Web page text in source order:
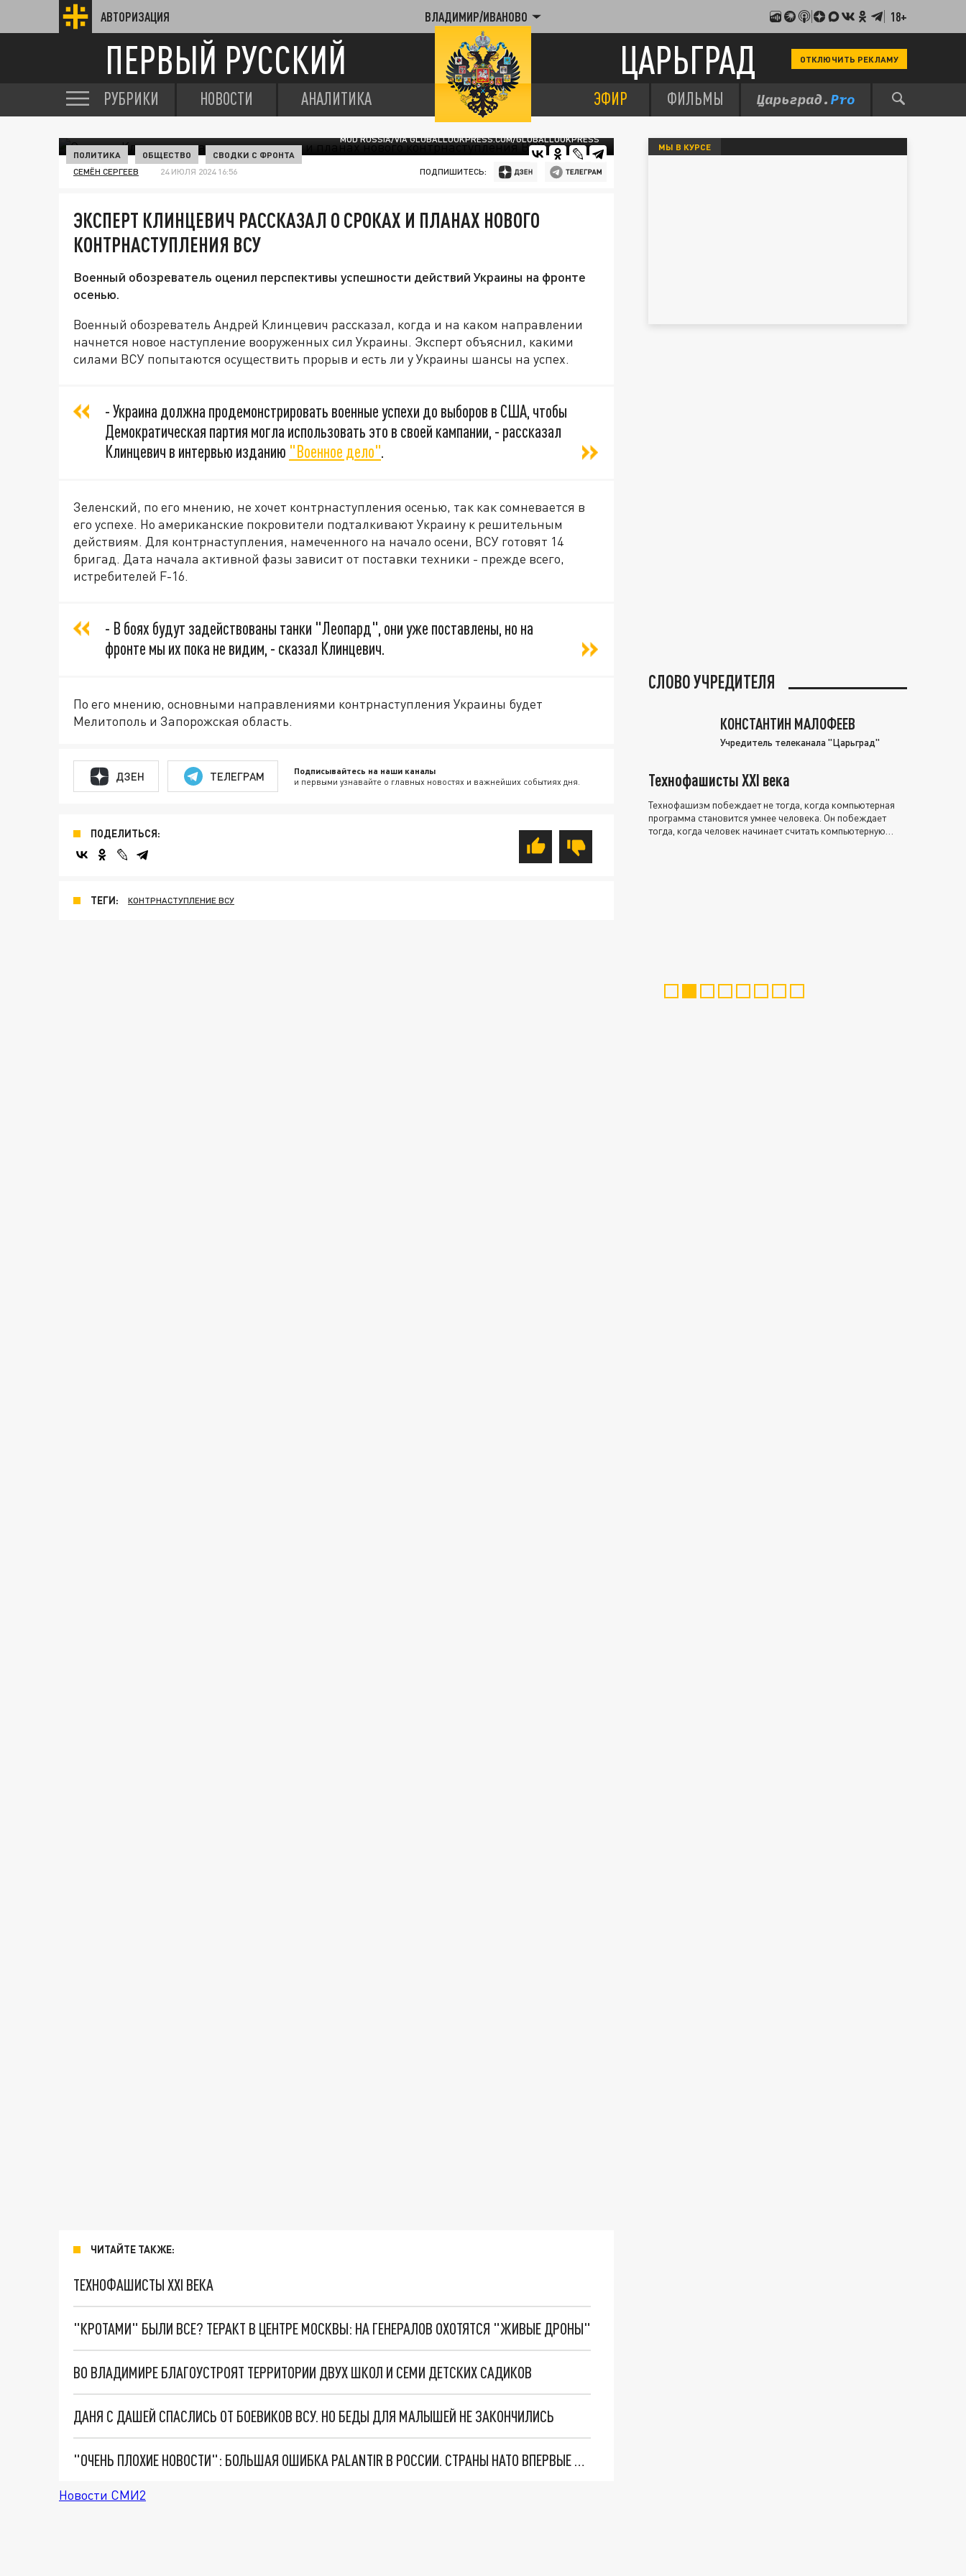
АВТОРИЗАЦИЯ ВЛАДИМИР/ИВАНОВО 18+
ПЕРВЫЙ РУССКИЙ ЦАРЬГРАД ОТКЛЮЧИТЬ РЕКЛАМУ
РУБРИКИ НОВОСТИ АНАЛИТИКА ЭФИР ФИЛЬМЫ
MOD RUSSIA/VIA GLOBALLOOKPRESS.COM/GLOBALLOOKPRESS
ПОЛИТИКА ОБЩЕСТВО СВОДКИ С ФРОНТА
СЕМЁН СЕРГЕЕВ 24 ИЮЛЯ 2024 16:56 ПОДПИШИТЕСЬ:
ЭКСПЕРТ КЛИНЦЕВИЧ РАССКАЗАЛ О СРОКАХ И ПЛАНАХ НОВОГО
КОНТРНАСТУПЛЕНИЯ ВСУ
Военный обозреватель оценил перспективы успешности действий Украины на фронте
осенью.
Военный обозреватель Андрей Клинцевич рассказал, когда и на каком направлении
начнется новое наступление вооруженных сил Украины. Эксперт объяснил, какими
силами ВСУ попытаются осуществить прорыв и есть ли у Украины шансы на успех.
- Украина должна продемонстрировать военные успехи до выборов в США, чтобы
Демократическая партия могла использовать это в своей кампании, - рассказал
Клинцевич в интервью изданию "Военное дело".
Зеленский, по его мнению, не хочет контрнаступления осенью, так как сомневается в
его успехе. Но американские покровители подталкивают Украину к решительным
действиям. Для контрнаступления, намеченного на начало осени, ВСУ готовят 14
бригад. Дата начала активной фазы зависит от поставки техники - прежде всего,
истребителей F-16.
- В боях будут задействованы танки "Леопард", они уже поставлены, но на
фронте мы их пока не видим, - сказал Клинцевич.
По его мнению, основными направлениями контрнаступления Украины будет
Мелитополь и Запорожская область.
ДЗЕН ТЕЛЕГРАМ Подписывайтесь на наши каналы
и первыми узнавайте о главных новостях и важнейших событиях дня.
ПОДЕЛИТЬСЯ:
ТЕГИ: КОНТРНАСТУПЛЕНИЕ ВСУ
ЧИТАЙТЕ ТАКЖЕ:
ТЕХНОФАШИСТЫ XXI ВЕКА
"КРОТАМИ" БЫЛИ ВСЕ? ТЕРАКТ В ЦЕНТРЕ МОСКВЫ: НА ГЕНЕРАЛОВ ОХОТЯТСЯ "ЖИВЫЕ ДРОНЫ"
ВО ВЛАДИМИРЕ БЛАГОУСТРОЯТ ТЕРРИТОРИИ ДВУХ ШКОЛ И СЕМИ ДЕТСКИХ САДИКОВ
ДАНЯ С ДАШЕЙ СПАСЛИСЬ ОТ БОЕВИКОВ ВСУ. НО БЕДЫ ДЛЯ МАЛЫШЕЙ НЕ ЗАКОНЧИЛИСЬ
"ОЧЕНЬ ПЛОХИЕ НОВОСТИ": БОЛЬШАЯ ОШИБКА PALANTIR В РОССИИ. СТРАНЫ НАТО ВПЕРВЫЕ ЗА СВО ОСТАНОВИЛИ ПОСТАВКИ ОРУЖИЯ. ВСУ ТЕРЯЮТ ПРИГРАНИЧЬЕ?
Новости СМИ2
МЫ В КУРСЕ
СЛОВО УЧРЕДИТЕЛЯ
КОНСТАНТИН МАЛОФЕЕВ
Учредитель телеканала "Царьград"
Технофашисты XXI века
Технофашизм побеждает не тогда, когда компьютерная
программа становится умнее человека. Он побеждает
тогда, когда человек начинает считать компьютерную